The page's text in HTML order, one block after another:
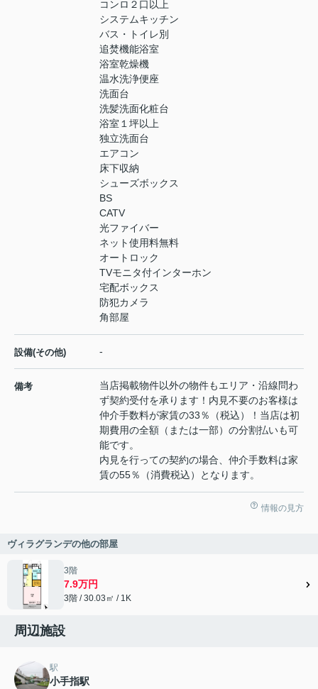
コンロ２口以上
システムキッチン
バス・トイレ別
追焚機能浴室
浴室乾燥機
温水洗浄便座
洗面台
洗髪洗面化粧台
浴室１坪以上
独立洗面台
エアコン
床下収納
シューズボックス
BS
CATV
光ファイバー
ネット使用料無料
オートロック
TVモニタ付インターホン
宅配ボックス
防犯カメラ
角部屋
設備(その他) -
備考
当店掲載物件以外の物件もエリア・沿線問わ
ず契約受付を承ります！内見不要のお客様は
仲介手数料が家賃の33％（税込）！当店は初
期費用の全額（または一部）の分割払いも可
能です。
内見を行っての契約の場合、仲介手数料は家
賃の55％（消費税込）となります。
情報の見方
ヴィラグランデの他の部屋
3階
7.9万円
3階 / 30.03㎡ / 1K
周辺施設
駅
小手指駅